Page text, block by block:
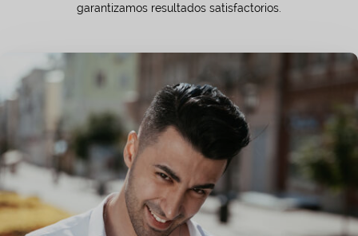
garantizamos resultados satisfactorios.